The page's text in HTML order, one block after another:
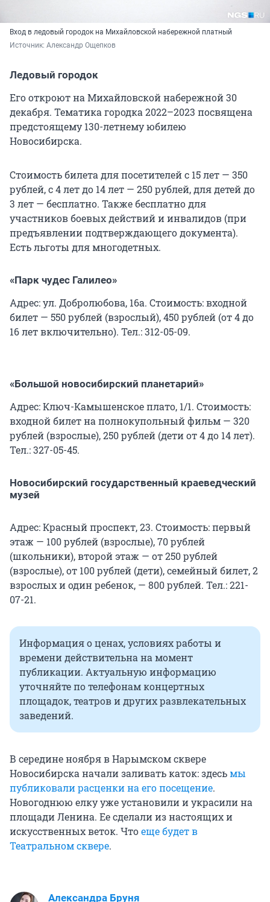
Вход в ледовый городок на Михайловской набережной платный
Источник: Александр Ощепков
Ледовый городок
Его откроют на Михайловской набережной 30
декабря. Тематика городка 2022–2023 посвящена
предстоящему 130-летнему юбилею
Новосибирска.
Стоимость билета для посетителей с 15 лет — 350
рублей, с 4 лет до 14 лет — 250 рублей, для детей до
3 лет — бесплатно. Также бесплатно для
участников боевых действий и инвалидов (при
предъявлении подтверждающего документа).
Есть льготы для многодетных.
«Парк чудес Галилео»
Адрес: ул. Добролюбова, 16а. Стоимость: входной
билет — 550 рублей (взрослый), 450 рублей (от 4 до
16 лет включительно). Тел.: 312-05-09.
«Большой новосибирский планетарий»
Адрес: Ключ-Камышенское плато, 1/1. Стоимость:
входной билет на полнокупольный фильм — 320
рублей (взрослые), 250 рублей (дети от 4 до 14 лет).
Тел.: 327-05-45.
Новосибирский государственный краеведческий
музей
Адрес: Красный проспект, 23. Стоимость: первый
этаж — 100 рублей (взрослые), 70 рублей
(школьники), второй этаж — от 250 рублей
(взрослые), от 100 рублей (дети), семейный билет, 2
взрослых и один ребенок, — 800 рублей. Тел.: 221-
07-21.
Информация о ценах, условиях работы и
времени действительна на момент
публикации. Актуальную информацию
уточняйте по телефонам концертных
площадок, театров и других развлекательных
заведений.
В середине ноября в Нарымском сквере
Новосибирска начали заливать каток: здесьмы
публиковали расценки на его посещение.
Новогоднюю елку уже установили и украсили на
площади Ленина. Ее сделали из настоящих и
искусственных веток. Чтоеще будет в
Театральном сквере.
Александра Бруня